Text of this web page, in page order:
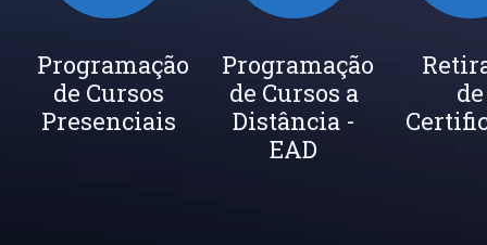
Seja um
Instrutor
Inscrição
Newsletter
Programação
de Cursos
Presenciais
Programação
de Cursos a
Distância -
EAD
de